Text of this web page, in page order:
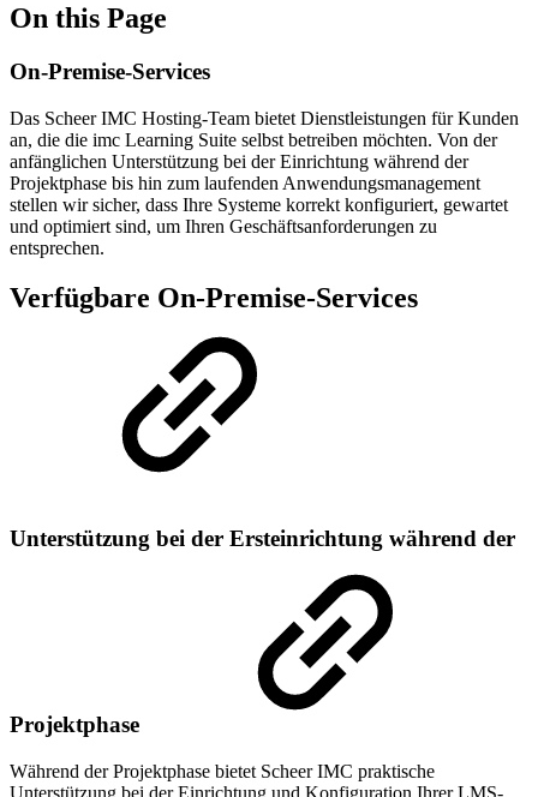
On this Page
On-Premise-Services
Das Scheer IMC Hosting-Team bietet Dienstleistungen für Kunden
an, die die imc Learning Suite selbst betreiben möchten. Von der
anfänglichen Unterstützung bei der Einrichtung während der
Projektphase bis hin zum laufenden Anwendungsmanagement
stellen wir sicher, dass Ihre Systeme korrekt konfiguriert, gewartet
und optimiert sind, um Ihren Geschäftsanforderungen zu
entsprechen.
Verfügbare On-Premise-Services
Unterstützung bei der Ersteinrichtung während der
Projektphase
Während der Projektphase bietet Scheer IMC praktische
Unterstützung bei der Einrichtung und Konfiguration Ihrer LMS-